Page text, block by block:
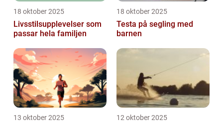
18 oktober 2025
Livsstilsupplevelser som
passar hela familjen
18 oktober 2025
Testa på segling med
barnen
13 oktober 2025 12 oktober 2025